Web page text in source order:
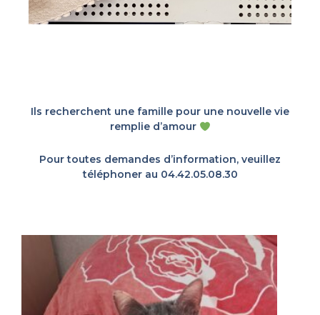
Ils recherchent une famille pour une nouvelle vie
remplie d’amour
Pour toutes demandes d’information, veuillez
téléphoner au 04.42.05.08.30